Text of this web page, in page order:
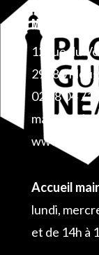
MAIRIE DE
12 rue du
29880
02 98 04 71
Accueil
lundi,
et de 14h à